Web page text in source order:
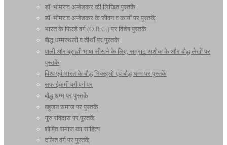
डॉ. भीमराव अम्बेडकर की लिखित पुस्तकें
डॉ. भीमराव अम्बेडकर के जीवन व कार्यों पर पुस्तकें
भारत के पिछड़े वर्ग (O.B.C.) पर विशेष पुस्तकें
बौद्ध धम्मस्थलों व तीर्थों पर पुस्तकें
पाली और ब्राह्मी भाषा सीखने के लिए, सम्राट अशोक के और बौद्ध लेखों पर
पुस्तकें
विश्व एवं भारत के बौद्ध भिक्खुओं एवं बौद्ध धम्म पर पुस्तकें
सफाईकर्मी वर्ग वर्ग पर
बौद्ध धम्म पर पुस्तकें
बहुजन समाज पर पुस्तकें
गुरु रविदास पर पुस्तकें
शोषित समाज का साहित्य
दलित वर्ग पर पुस्तकें